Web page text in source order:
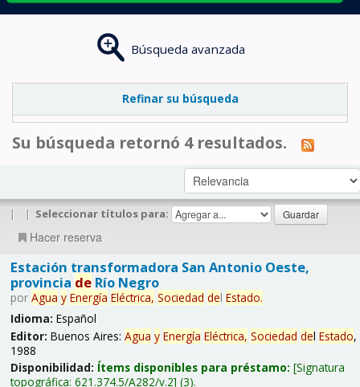
Búsqueda avanzada
Refinar su búsqueda
Su búsqueda retornó 4 resultados.
| | Seleccionar títulos para:
Hacer reserva
Estación transformadora San Antonio Oeste,
provincia deRío Negro
por Agua y Energía Eléctrica, Sociedad del Estado.
Idioma: Español
Editor: Buenos Aires: Agua y Energía Eléctrica, Sociedad del Estado,
1988
Disponibilidad: Ítems disponibles para préstamo: Signatura
topográfica: 621.374.5/A282/v.2 (3).